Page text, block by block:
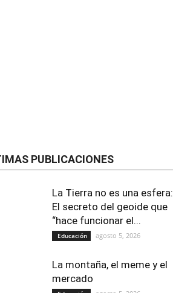
PUBLICACIONES
La Tierra no es una esfera:
El secreto del geoide que
“hace funcionar el...
Educación agosto 5, 2026
La montaña, el meme y el
mercado